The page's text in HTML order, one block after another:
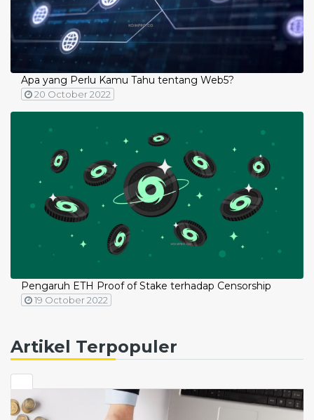
Apa yang Perlu Kamu Tahu tentang Web5?
20 October 2022
Pengaruh ETH Proof of Stake terhadap Censorship
19 October 2022
Artikel Terpopuler